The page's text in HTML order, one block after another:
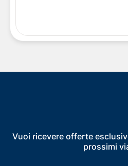
Vuoi ricevere offerte
prossimi